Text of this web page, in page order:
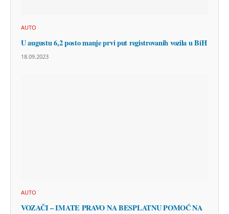
AUTO
U augustu 6,2 posto manje prvi put registrovanih vozila u BiH
18.09.2023
AUTO
VOZAČI – IMATE PRAVO NA BESPLATNU POMOĆ NA